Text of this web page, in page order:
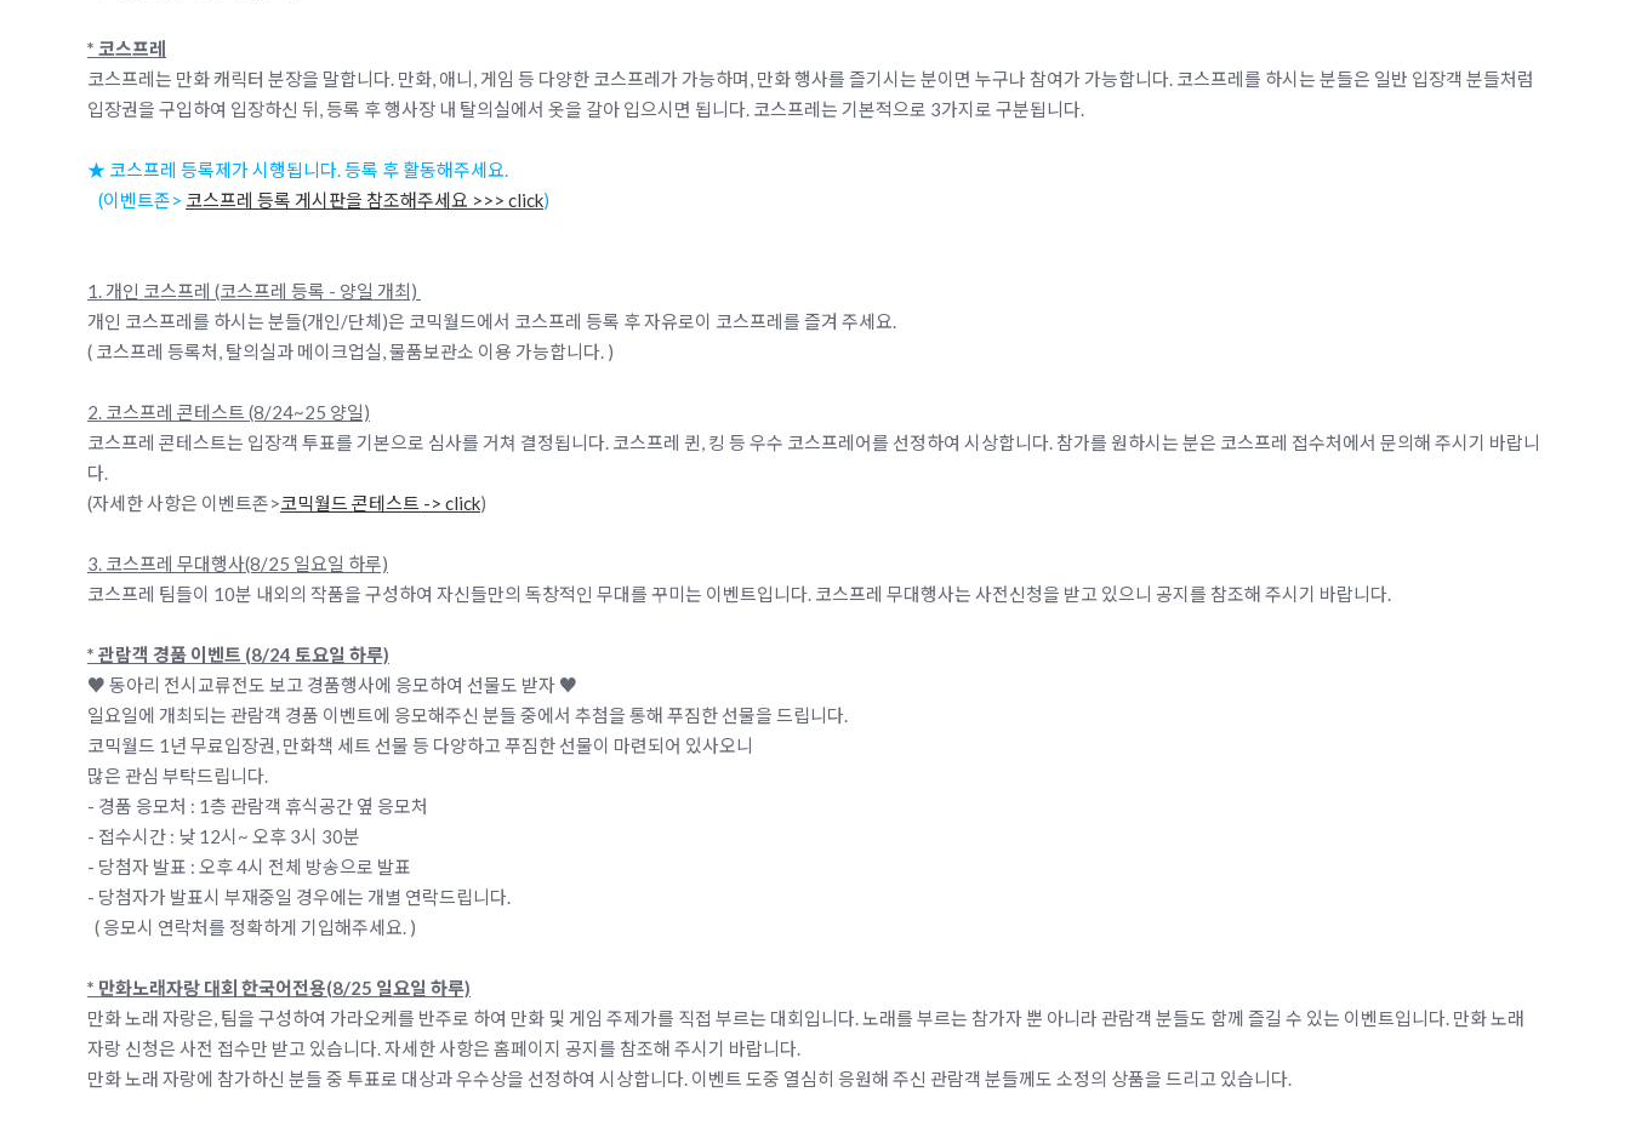
* 코스프레
코스프레는 만화 캐릭터 분장을 말합니다. 만화, 애니, 게임 등 다양한 코스프레가 가능하며, 만화 행사를 즐기시는 분이면 누구나 참여가 가능합니다. 코스프레를 하시는 분들은 일반 입장객 분들처럼
입장권을 구입하여 입장하신 뒤, 등록 후 행사장 내 탈의실에서 옷을 갈아 입으시면 됩니다. 코스프레는 기본적으로 3가지로 구분됩니다.
★ 코스프레 등록제가 시행됩니다. 등록 후 활동해주세요.
(이벤트존> 코스프레 등록 게시판을 참조해주세요 >>> click)
1. 개인 코스프레 (코스프레 등록 - 양일 개최)
개인 코스프레를 하시는 분들(개인/단체)은 코믹월드에서 코스프레 등록 후 자유로이 코스프레를 즐겨 주세요.
( 코스프레 등록처, 탈의실과 메이크업실, 물품보관소 이용 가능합니다. )
2. 코스프레 콘테스트 (8/24~25 양일)
코스프레 콘테스트는 입장객 투표를 기본으로 심사를 거쳐 결정됩니다. 코스프레 퀸, 킹 등 우수 코스프레어를 선정하여 시상합니다. 참가를 원하시는 분은 코스프레 접수처에서 문의해 주시기 바랍니
다.
(자세한 사항은 이벤트존>코믹월드 콘테스트 -> click)
3. 코스프레 무대행사(8/25 일요일 하루)
코스프레 팀들이 10분 내외의 작품을 구성하여 자신들만의 독창적인 무대를 꾸미는 이벤트입니다. 코스프레 무대행사는 사전신청을 받고 있으니 공지를 참조해 주시기 바랍니다.
* 관람객 경품 이벤트 (8/24 토요일 하루)
♥ 동아리 전시교류전도 보고 경품행사에 응모하여 선물도 받자 ♥
일요일에 개최되는 관람객 경품 이벤트에 응모해주신 분들 중에서 추첨을 통해 푸짐한 선물을 드립니다.
코믹월드 1년 무료입장권, 만화책 세트 선물 등 다양하고 푸짐한 선물이 마련되어 있사오니
많은 관심 부탁드립니다.
- 경품 응모처 : 1층 관람객 휴식공간 옆 응모처
- 접수시간 : 낮 12시~ 오후 3시 30분
- 당첨자 발표 : 오후 4시 전체 방송으로 발표
- 당첨자가 발표시 부재중일 경우에는 개별 연락드립니다.
( 응모시 연락처를 정확하게 기입해주세요. )
* 만화노래자랑 대회 한국어전용(8/25 일요일 하루)
만화 노래 자랑은, 팀을 구성하여 가라오케를 반주로 하여 만화 및 게임 주제가를 직접 부르는 대회입니다. 노래를 부르는 참가자 뿐 아니라 관람객 분들도 함께 즐길 수 있는 이벤트입니다. 만화 노래
자랑 신청은 사전 접수만 받고 있습니다. 자세한 사항은 홈페이지 공지를 참조해 주시기 바랍니다.
만화 노래 자랑에 참가하신 분들 중 투표로 대상과 우수상을 선정하여 시상합니다. 이벤트 도중 열심히 응원해 주신 관람객 분들께도 소정의 상품을 드리고 있습니다.